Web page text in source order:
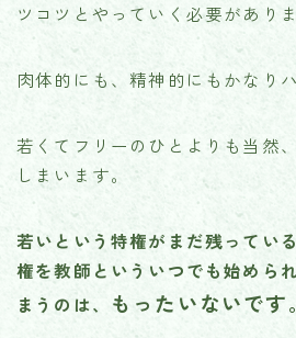
ツコツとやっていく必要がありま
肉体的にも、精神的にもかなり
若くてフリーのひとよりも当然
しまいます。
若いという特権がまだ残ってい
権を教師といういつでも始めら
まうのは、 もったいないです。